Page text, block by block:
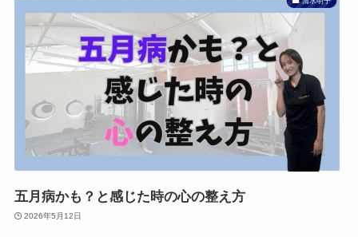
五月病かも？と感じた時の心の整え方
2026年5月12日